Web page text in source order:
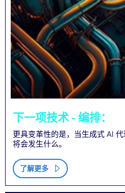
下一项技术 - 编排：
更具变革性的是，当生成式 AI 代
将会发生什么。
了解更多